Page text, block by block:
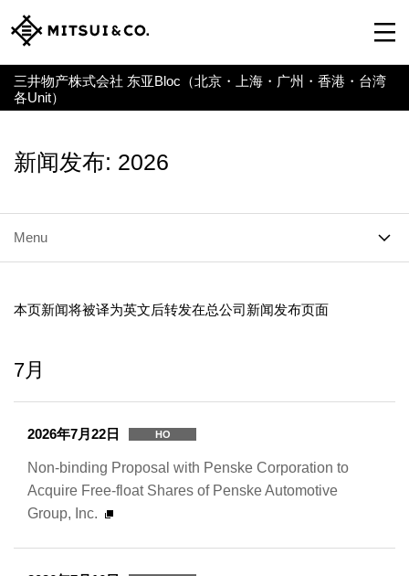
三井物产株式会社 东亚Bloc（北京・上海・广州・香港・台湾
各Unit）
新闻发布: 2026
Menu
本页新闻将被译为英文后转发在总公司新闻发布页面
7月
2026年7月22日 HO
Non-binding Proposal with Penske Corporation to
Acquire Free-float Shares of Penske Automotive
Group, Inc.